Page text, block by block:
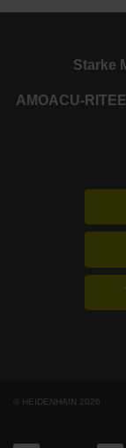
Starke
AMOACU-RITE
© HEIDENHAIN 2026